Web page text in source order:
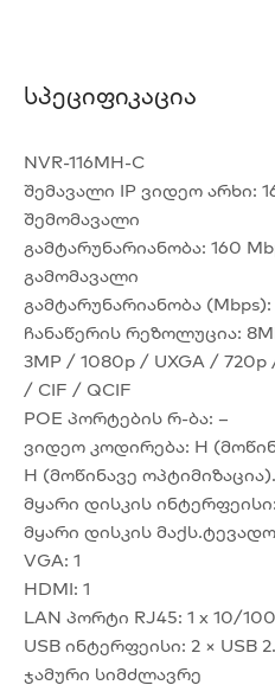
Სპეციფიკაცია
NVR-116MH-C
შემავალი IP ვიდეო არხი:
შემომავალი
გამტარუნარიანობა: 160
გამომავალი
გამტარუნარიანობა
ჩანაწერის რეზოლუცია:
3MP / 1080p / UXGA /
/ CIF / QCIF
POE პორტების რ-ბა: –
ვიდეო კოდირება: H
H (მოწინავე
მყარი დისკის ინტერფეისი:
მყარი დისკის
VGA: 1
HDMI: 1
LAN პორტი RJ45: 1 x 10/
USB ინტერფეისი: 2 × USB
ჯამური სიმძლავრე